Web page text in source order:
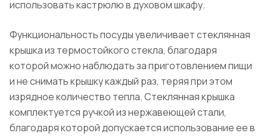
использовать кастрюлю в духовом шкафу.
Функциональность посуды увеличивает стеклянная
крышка из термостойкого стекла, благодаря
которой можно наблюдать за приготовлением пищи
и не снимать крышку каждый раз, теряя при этом
изрядное количество тепла. Стеклянная крышка
комплектуется ручкой из нержавеющей стали,
благодаря которой допускается использование ее в